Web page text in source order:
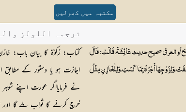
مکتبہ میں کھولیں
أو العرفي صحيح حديث عَائِشَةَ، قَالَتْ: قَالَ
وَلِزَوْجِهَا أَجْرُهُ بِمَا كَسَبَ، وَلِلْخَازِنِ مِثْلُ
ترجمہ اللولؤ
کتاب: زکوٰۃ کا بیان باب:
اجازت ہو یا دستور کے مطابق
نے فرمایااگر عورت اپنے
خرچ کرنے کا ثواب ملے گا اور